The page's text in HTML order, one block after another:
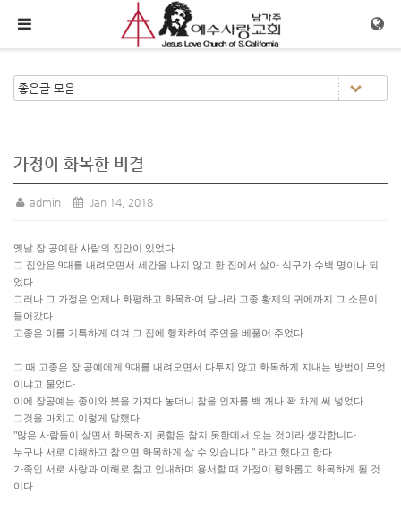
메뉴 건너뛰기
가정이 화목한 비결
admin Jan 14, 2018
옛날 장 공예란 사람의 집안이 있었다.
그 집안은 9대를 내려오면서 세간을 나지 않고 한 집에서 살아 식구가 수백 명이나 되
었다.
그러나 그 가정은 언제나 화평하고 화목하여 당나라 고종 황제의 귀에까지 그 소문이
들어갔다.
고종은 이를 기특하게 여겨 그 집에 행차하여 주연을 베풀어 주었다.
그 때 고종은 장 공예에게 9대를 내려오면서 다투지 않고 화목하게 지내는 방법이 무엇
이냐고 물었다.
이에 장공예는 종이와 붓을 가져다 놓더니 참을 인자를 백 개나 꽉 차게 써 넣었다.
그것을 마치고 이렇게 말했다.
"많은 사람들이 살면서 화목하지 못함은 참지 못한데서 오는 것이라 생각합니다.
누구나 서로 이해하고 참으면 화목하게 살 수 있습니다." 라고 했다고 한다.
가족인 서로 사랑과 이해로 참고 인내하며 용서할 때 가정이 평화롭고 화목하게 될 것
이다.
.